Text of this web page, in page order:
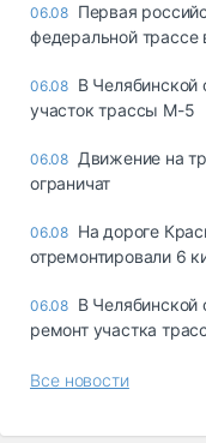
06.08 Первая
федеральной трассе
06.08 В Челябинской
участок трассы М-5
06.08 Движение на
ограничат
06.08 На дороге
отремонтировали 6
06.08 В Челябинской
ремонт участка
Все новости